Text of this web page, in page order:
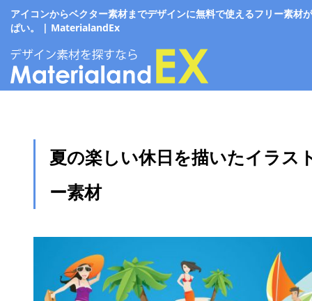
アイコンからベクター素材までデザインに無料で使えるフリー素材
ぱい。 | MaterialandEx
夏の楽しい休日を描いたイラ
ー素材